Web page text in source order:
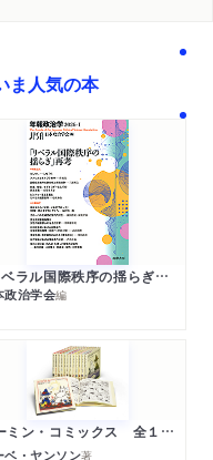
ま人気の本
「リベラル国際秩序の揺らぎ」再考 年報政治学２０２６‐Ⅰ
政治学会編
ムーミン・コミックス 全１４巻セット
ベ・ヤンソン著